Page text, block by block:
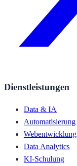
Dienstleistungen
Data & IA
Automatisierung
Webentwicklung
Data Analytics
KI-Schulung